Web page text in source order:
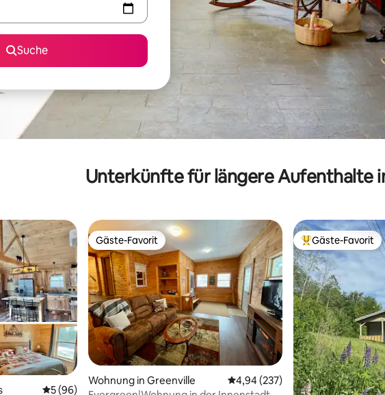
Suche
Unterkünfte für längere Aufenthalte
Durchschnittliche Bewertung: 5 von 5, 96 Bewertungen
5 (96)
Gäste-Favorit
Gäste-Favorit
Wohnung in Greenville Durchschnittliche Bewertung:
4,94 (237)
Beliebter Gäste-
Gäste-Favorit